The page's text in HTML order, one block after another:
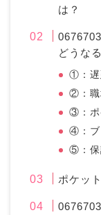
は？
どうな
①：遅
②：職
③：ポ
④：ブ
⑤：保
ポケッ